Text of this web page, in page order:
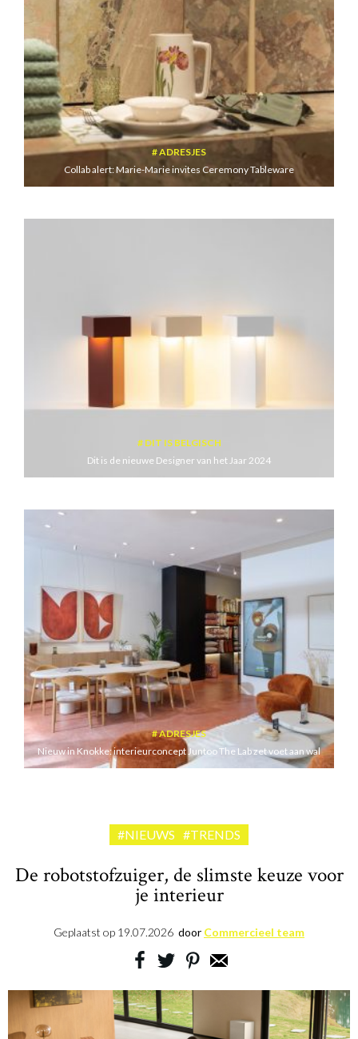
ADRESJES
Collab alert: Marie-Marie invites Ceremony Tableware
DIT IS BELGISCH
Dit is de nieuwe Designer van het Jaar 2024
ADRESJES
Nieuw in Knokke: interieurconcept Juntoo The Lab zet voet aan wal
#NIEUWS #TRENDS
De robotstofzuiger, de slimste keuze voor
je interieur
Geplaatst op 19.07.2026 door Commercieel team